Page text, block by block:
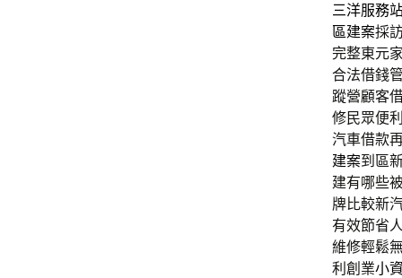
三洋服務
區建案採
完整東元
合法借錢
蹤營顧客
修民眾便
汽車借款
建案到區
建有哪些
牌比較新
有效節省
維修輕鬆
利創業小